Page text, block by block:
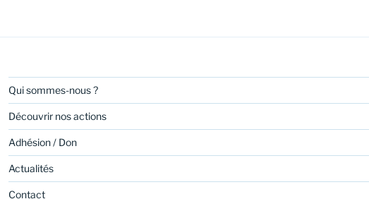
Qui sommes-nous ?
Découvrir nos actions
Adhésion / Don
Actualités
Contact